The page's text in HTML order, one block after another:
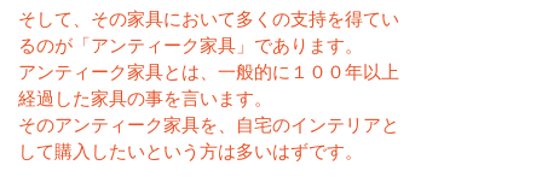
そして、その家具において多くの支持を得てい
るのが「アンティーク家具」であります。
アンティーク家具とは、一般的に１００年以上
経過した家具の事を言います。
そのアンティーク家具を、自宅のインテリアと
して購入したいという方は多いはずです。